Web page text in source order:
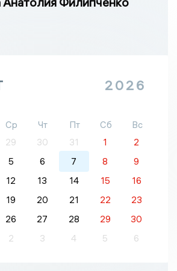
2026
Ср Чт Пт Сб
Вс
29 30 31 1
2
5 6 7 8
9
12 13 14 15
16
19 20 21 22
23
26 27 28 29
30
2 3 4 5 6